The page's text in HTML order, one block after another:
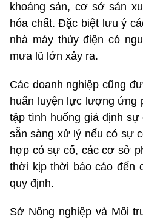
khoáng sản, cơ sở sản
hóa chất. Đặc biệt lưu ý
nhà máy thủy điện có
mưa lũ lớn xảy ra.
Các doanh nghiệp cũng
huấn luyện lực lượng ứng
tập tình huống giả định
sẵn sàng xử lý nếu có sự
hợp có sự cố, các cơ sở
thời kịp thời báo cáo đến
quy định.
Sở Nông nghiệp và Môi